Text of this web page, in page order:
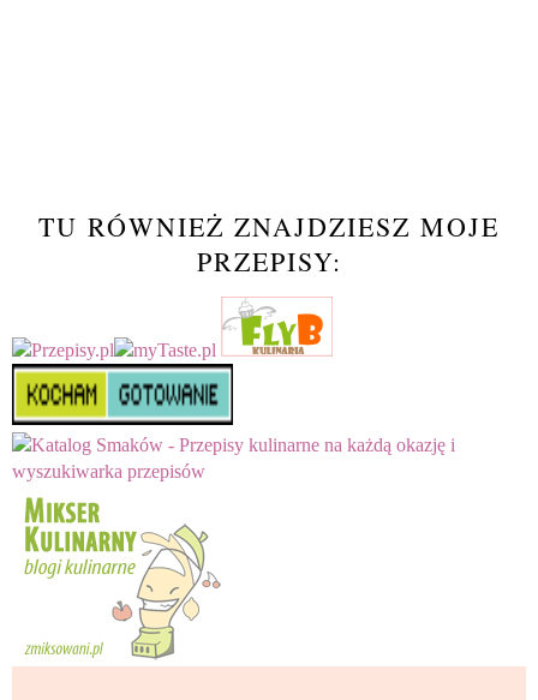
TU RÓWNIEŻ ZNAJDZIESZ MOJE
PRZEPISY: